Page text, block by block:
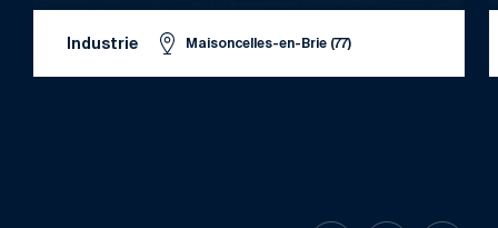
Industrie Maisoncelles-en-Brie (77)